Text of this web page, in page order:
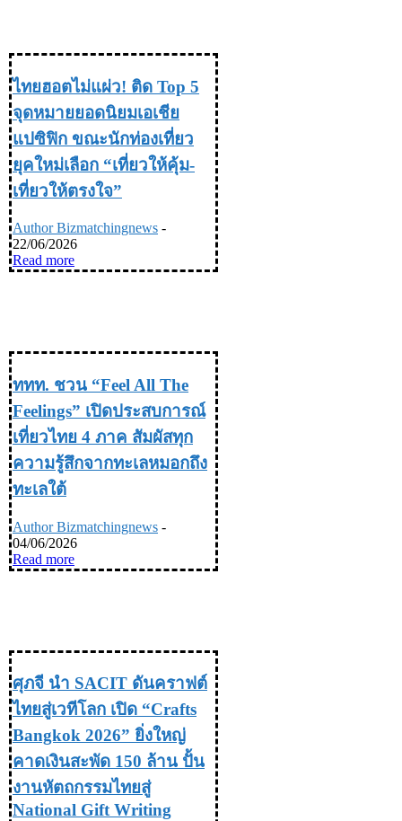
ไทยฮอตไม่แผ่ว! ติด Top 5
จุดหมายยอดนิยมเอเชีย
แปซิฟิก ขณะนักท่องเที่ยว
ยุคใหม่เลือก “เที่ยวให้คุ้ม-
เที่ยวให้ตรงใจ”
Author Bizmatchingnews -
22/06/2026
Read more
ททท. ชวน “Feel All The
Feelings” เปิดประสบการณ์
เที่ยวไทย 4 ภาค สัมผัสทุก
ความรู้สึกจากทะเลหมอกถึง
ทะเลใต้
Author Bizmatchingnews -
04/06/2026
Read more
ศุภจี นำ SACIT ดันคราฟต์
ไทยสู่เวทีโลก เปิด “Crafts
Bangkok 2026” ยิ่งใหญ่
คาดเงินสะพัด 150 ล้าน ปั้น
งานหัตถกรรมไทยสู่
National Gift Writing